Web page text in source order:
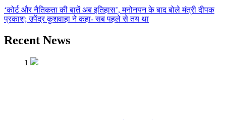
‘कोर्ट और नैतिकता की बातें अब इतिहास’, मनोनयन के बाद बोले मंत्री दीपक
प्रकाश; उपेंद्र कुशवाहा ने कहा- सब पहले से तय था
Recent News
1